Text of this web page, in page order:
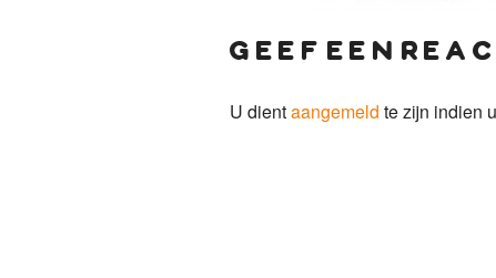
geef een
U dientaangemeld te zijn indien